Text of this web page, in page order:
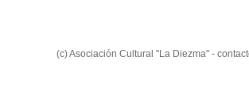
(c) Asociación Cultural "La Diezma" -